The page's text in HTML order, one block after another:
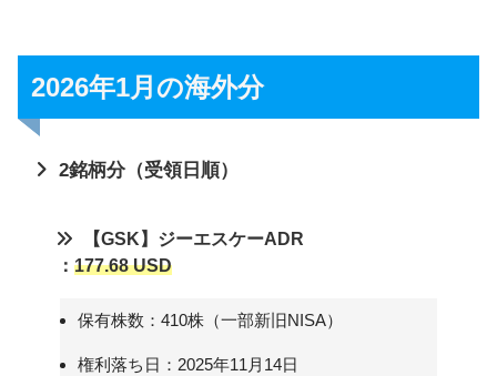
2026年1月の海外分
2銘柄分（受領日順）
【GSK】ジーエスケーADR
：177.68 USD
保有株数：410株（一部新旧NISA）
権利落ち日：2025年11月14日